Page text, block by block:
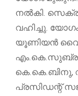
നൽകി.
വഹിച്ചു.
യൂണിയൻ
കെ.കെ.ബിനു,
പ്രസിഡന്റ്